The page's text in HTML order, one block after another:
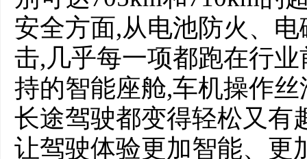
安全方面,从电池防火、
击,几乎每一项都跑在行
持的智能座舱,车机操作
长途驾驶都变得轻松又有
让驾驶体验更加智能、更